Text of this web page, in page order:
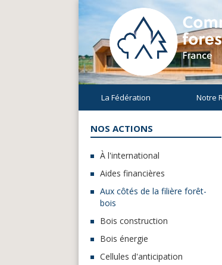
La Fédération Notre
NOS ACTIONS
À l'international
Aides financières
Aux côtés de la filière forêt-
bois
Bois construction
Bois énergie
Cellules d'anticipation